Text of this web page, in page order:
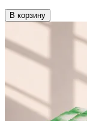
В корзину